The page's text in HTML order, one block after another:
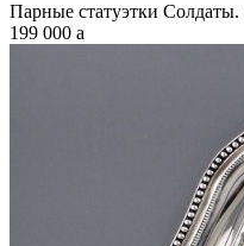
Парные статуэтки
199 000 a